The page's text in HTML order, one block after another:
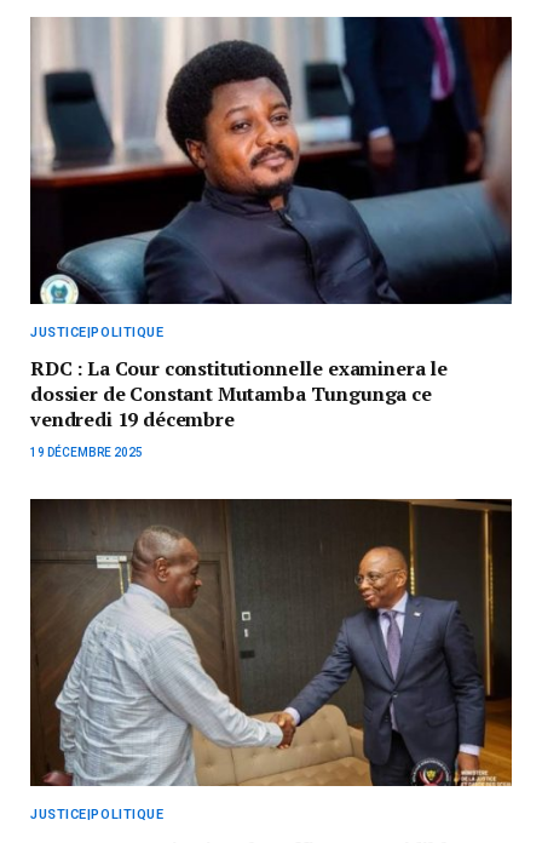
JUSTICE|POLITIQUE
RDC : La Cour constitutionnelle examinera le
dossier de Constant Mutamba Tungunga ce
vendredi 19 décembre
19 DÉCEMBRE 2025
JUSTICE|POLITIQUE